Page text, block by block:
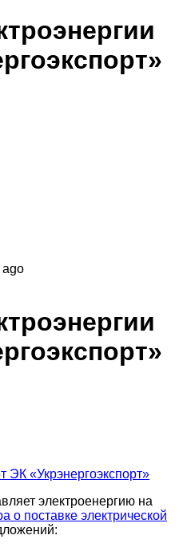
ago
электроенергию на
о поставке электрической